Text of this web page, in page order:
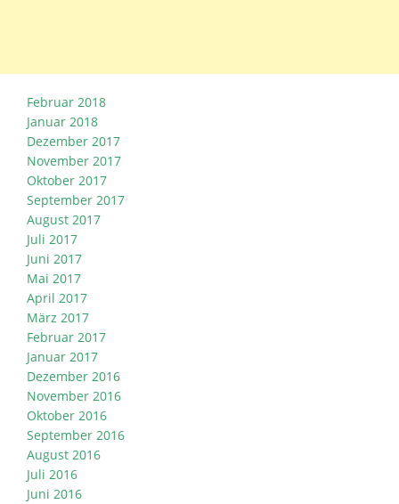
Februar 2018
Januar 2018
Dezember 2017
November 2017
Oktober 2017
September 2017
August 2017
Juli 2017
Juni 2017
Mai 2017
April 2017
März 2017
Februar 2017
Januar 2017
Dezember 2016
November 2016
Oktober 2016
September 2016
August 2016
Juli 2016
Juni 2016